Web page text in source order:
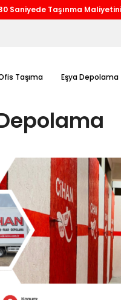
Saniyede Taşınma
Taşıma Eşya Depolama